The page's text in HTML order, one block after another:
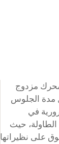
مزدوج
مدة الجلوس
في
حيث
على نظيراتها